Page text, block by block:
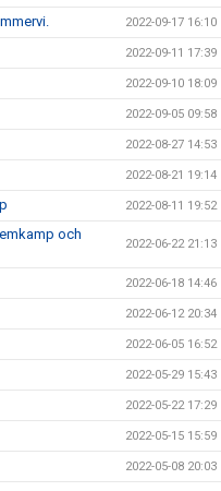
2022-09-17 16:10
2022-09-11 17:39
2022-09-10 18:09
2022-09-05 09:58
2022-08-27 14:53
2022-08-21 19:14
2022-08-11 19:52
och
2022-06-22 21:13
2022-06-18 14:46
2022-06-12 20:34
2022-06-05 16:52
2022-05-29 15:43
2022-05-22 17:29
2022-05-15 15:59
2022-05-08 20:03